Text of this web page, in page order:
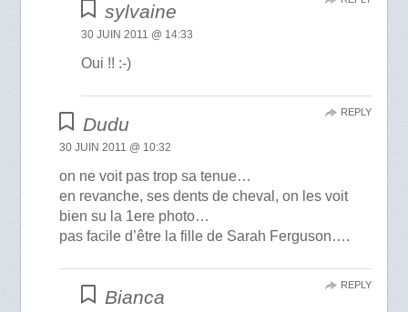
sylvaine
30 JUIN 2011 @ 14:33
Oui !! :-)
Dudu
30 JUIN 2011 @ 10:32
on ne voit pas trop sa tenue…
en revanche, ses dents de cheval, on les voit
bien su la 1ere photo…
pas facile d’être la fille de Sarah Ferguson….
REPLY
Bianca
REPLY